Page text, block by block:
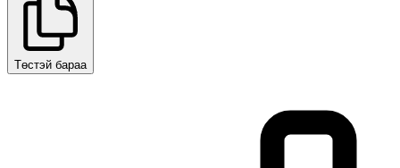
Төстэй бараа